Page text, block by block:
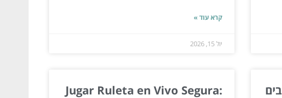
קרא עוד »
יול 15, 2026
Jugar Ruleta en Vivo Segura: